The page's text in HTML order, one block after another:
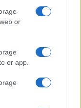
or
or app.
a Roma 38
dispositivi